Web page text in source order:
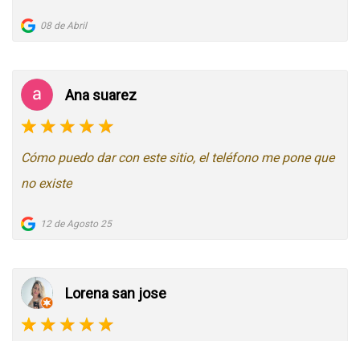
08 de Abril
Ana suarez
Cómo puedo dar con este sitio, el teléfono me pone que
no existe
12 de Agosto 25
Lorena san jose